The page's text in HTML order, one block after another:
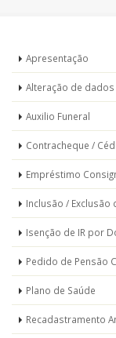
Serviços
para
e
Apresentação
Alteração de
Auxilio Funeral
Contracheque /
Empréstimo
Inclusão / Exclusão
Isenção de IR por
Pedido de Pensão
Plano de Saúde
Recadastramento